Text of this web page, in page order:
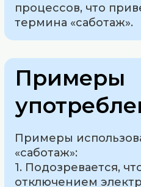
процессов, что
термина «саботаж».
Примеры
Примеры
«саботаж»:
1. Подозревается,
отключением